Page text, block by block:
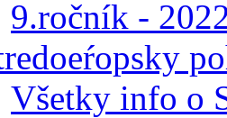
9.ročník -
Všetky info o